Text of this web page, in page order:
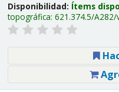
Disponibilidad: Ítems
topográfica: 621.374.5/A282/